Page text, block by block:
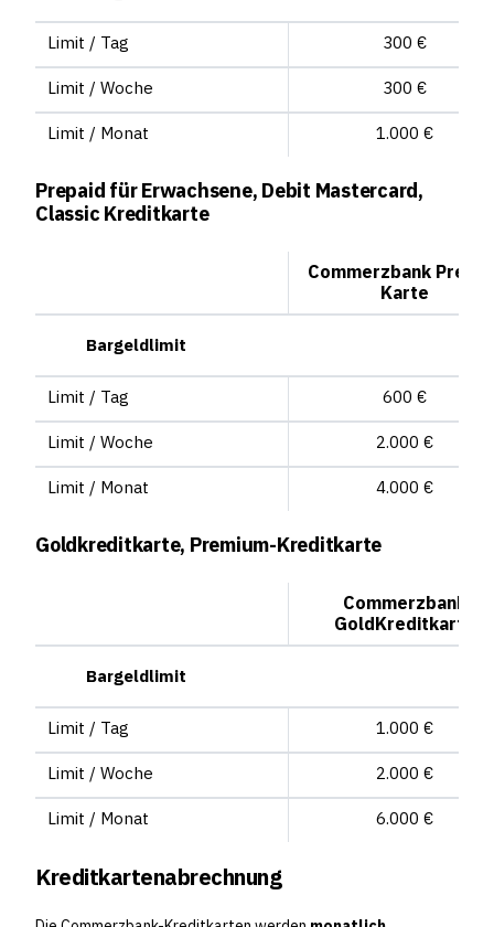
Limit / Tag 300 €
Limit / Woche 300 €
Limit / Monat 1.000 €
Prepaid für Erwachsene, Debit Mastercard,
Classic Kreditkarte
Commerzbank
Karte
Bargeldlimit
Limit / Tag 600 €
Limit / Woche 2.000 €
Limit / Monat 4.000 €
Goldkreditkarte, Premium-Kreditkarte
Commerzbank
GoldKreditkarte
Bargeldlimit
Limit / Tag 1.000 €
Limit / Woche 2.000 €
Limit / Monat 6.000 €
Kreditkartenabrechnung